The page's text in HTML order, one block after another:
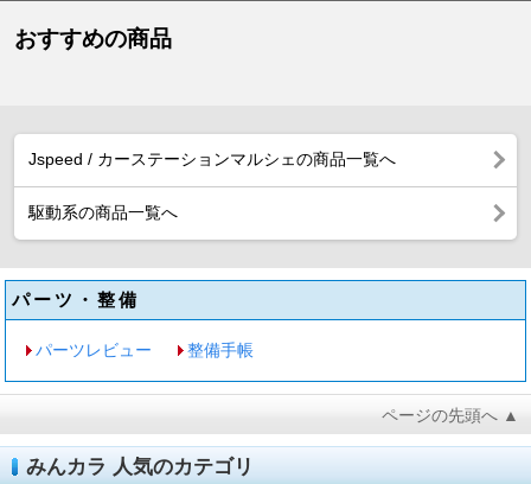
おすすめの商品
Jspeed / カーステーションマルシェの商品一覧へ
駆動系の商品一覧へ
パーツ・整備
パーツレビュー 整備手帳
ページの先頭へ ▲
みんカラ 人気のカテゴリ